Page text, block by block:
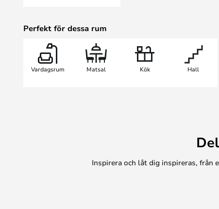
Perfekt för dessa rum
Vardagsrum Matsal Kök Hall
Inspirera och låt dig inspireras, från